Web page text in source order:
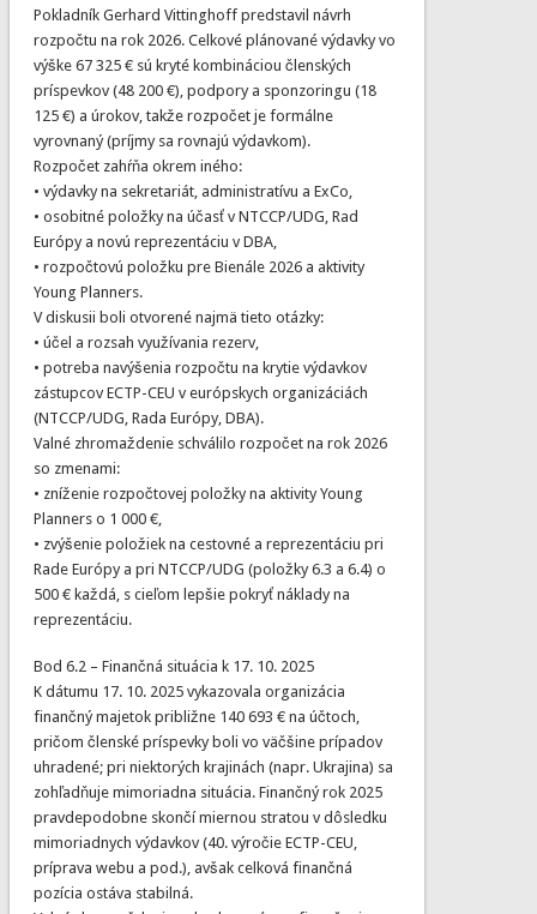
Pokladník Gerhard Vittinghoff predstavil návrh
rozpočtu na rok 2026. Celkové plánované výdavky vo
výške 67 325 € sú kryté kombináciou členských
príspevkov (48 200 €), podpory a sponzoringu (18
125 €) a úrokov, takže rozpočet je formálne
vyrovnaný (príjmy sa rovnajú výdavkom).
Rozpočet zahŕňa okrem iného:
• výdavky na sekretariát, administratívu a ExCo,
• osobitné položky na účasť v NTCCP/UDG, Rad
Európy a novú reprezentáciu v DBA,
• rozpočtovú položku pre Bienále 2026 a aktivity
Young Planners.
V diskusii boli otvorené najmä tieto otázky:
• účel a rozsah využívania rezerv,
• potreba navýšenia rozpočtu na krytie výdavkov
zástupcov ECTP-CEU v európskych organizáciách
(NTCCP/UDG, Rada Európy, DBA).
Valné zhromaždenie schválilo rozpočet na rok 2026
so zmenami:
• zníženie rozpočtovej položky na aktivity Young
Planners o 1 000 €,
• zvýšenie položiek na cestovné a reprezentáciu pri
Rade Európy a pri NTCCP/UDG (položky 6.3 a 6.4) o
500 € každá, s cieľom lepšie pokryť náklady na
reprezentáciu.
Bod 6.2 – Finančná situácia k 17. 10. 2025
K dátumu 17. 10. 2025 vykazovala organizácia
finančný majetok približne 140 693 € na účtoch,
pričom členské príspevky boli vo väčšine prípadov
uhradené; pri niektorých krajinách (napr. Ukrajina) sa
zohľadňuje mimoriadna situácia. Finančný rok 2025
pravdepodobne skončí miernou stratou v dôsledku
mimoriadnych výdavkov (40. výročie ECTP-CEU,
príprava webu a pod.), avšak celková finančná
pozícia ostáva stabilná.